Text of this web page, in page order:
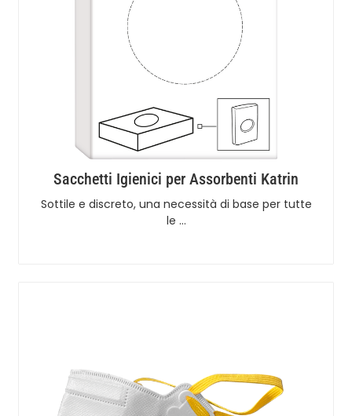
Sacchetti Igienici per Assorbenti Katrin
Sottile e discreto, una necessità di base per tutte
le …